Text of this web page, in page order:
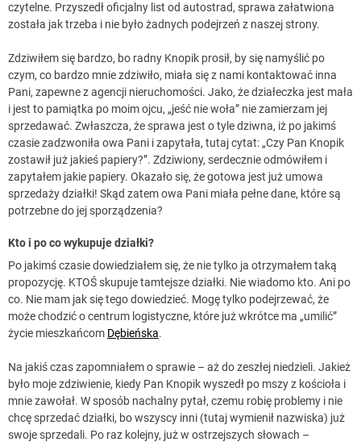
czytelne. Przyszedł oficjalny list od autostrad, sprawa załatwiona
została jak trzeba i nie było żadnych podejrzeń z naszej strony.
Zdziwiłem się bardzo, bo radny Knopik prosił, by się namyślić po
czym, co bardzo mnie zdziwiło, miała się z nami kontaktować inna
Pani, zapewne z agencji nieruchomości. Jako, że działeczka jest mała
i jest to pamiątka po moim ojcu, „jeść nie woła” nie zamierzam jej
sprzedawać. Zwłaszcza, że sprawa jest o tyle dziwna, iż po jakimś
czasie zadzwoniła owa Pani i zapytała, tutaj cytat: „Czy Pan Knopik
zostawił już jakieś papiery?”. Zdziwiony, serdecznie odmówiłem i
zapytałem jakie papiery. Okazało się, że gotowa jest już umowa
sprzedaży działki! Skąd zatem owa Pani miała pełne dane, które są
potrzebne do jej sporządzenia?
Kto i po co wykupuje działki?
Po jakimś czasie dowiedziałem się, że nie tylko ja otrzymałem taką
propozycję. KTOŚ skupuje tamtejsze działki. Nie wiadomo kto. Ani po
co. Nie mam jak się tego dowiedzieć. Mogę tylko podejrzewać, że
może chodzić o centrum logistyczne, które już wkrótce ma „umilić”
życie mieszkańcom Dębieńska.
Na jakiś czas zapomniałem o sprawie – aż do zeszłej niedzieli. Jakież
było moje zdziwienie, kiedy Pan Knopik wyszedł po mszy z kościoła i
mnie zawołał. W sposób nachalny pytał, czemu robię problemy i nie
chcę sprzedać działki, bo wszyscy inni (tutaj wymienił nazwiska) już
swoje sprzedali. Po raz kolejny, już w ostrzejszych słowach –